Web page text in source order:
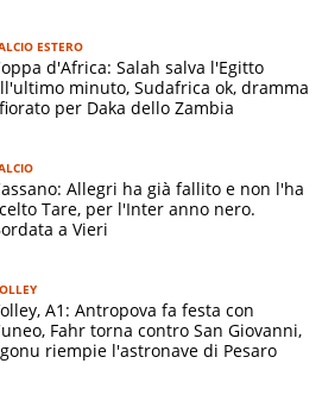
ESTERO
d'Africa: Salah salva l'Egitto
minuto, Sudafrica ok, dramma
per Daka dello Zambia
Allegri ha già fallito e non l'ha
Tare, per l'Inter anno nero.
a Vieri
A1: Antropova fa festa con
Fahr torna contro San Giovanni,
riempie l'astronave di Pesaro